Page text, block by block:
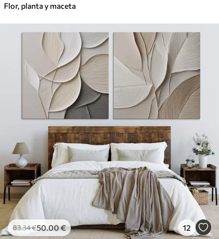
Flor, planta y maceta
83.34€50.00€ 12